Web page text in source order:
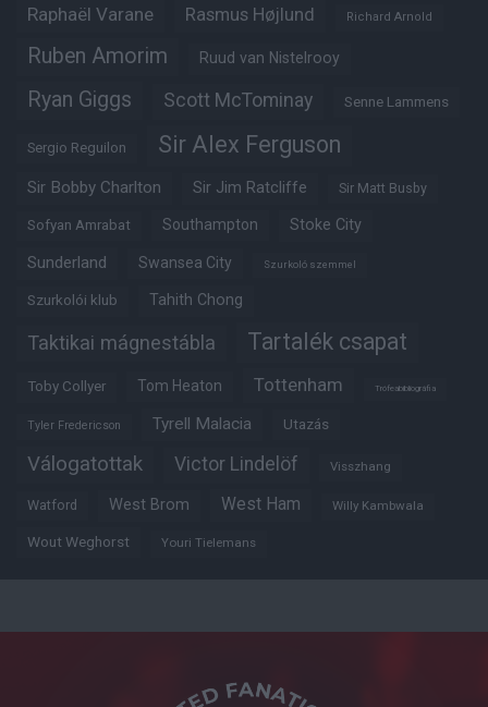
Raphaël Varane Rasmus Højlund Richard Arnold
Ruben Amorim Ruud van Nistelrooy
Ryan Giggs Scott McTominay Senne Lammens
Sergio Reguilon Sir Alex Ferguson
Sir Bobby Charlton Sir Jim Ratcliffe Sir Matt Busby
Sofyan Amrabat Southampton Stoke City
Sunderland Swansea City Szurkoló szemmel
Szurkolói klub Tahith Chong
Taktikai mágnestábla Tartalék csapat
Toby Collyer Tom Heaton Tottenham Trófeabibliográfia
Tyler Fredericson Tyrell Malacia Utazás
Válogatottak Victor Lindelöf Visszhang
Watford West Brom West Ham Willy Kambwala
Wout Weghorst Youri Tielemans